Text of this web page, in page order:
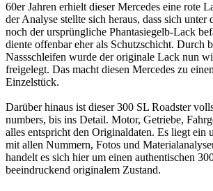
60er Jahren erhielt dieser Mercedes eine rote
der Analyse stellte sich heraus, dass sich unter
noch der ursprüngliche Phantasiegelb-Lack
diente offenbar eher als Schutzschicht. Durch
Nassschleifen wurde der originale Lack nun
freigelegt. Das macht diesen Mercedes zu
Einzelstück.
Darüber hinaus ist dieser 300 SL Roadster
numbers, bis ins Detail. Motor, Getriebe,
alles entspricht den Originaldaten. Es liegt ein
mit allen Nummern, Fotos und
handelt es sich hier um einen authentischen
beeindruckend originalem Zustand.